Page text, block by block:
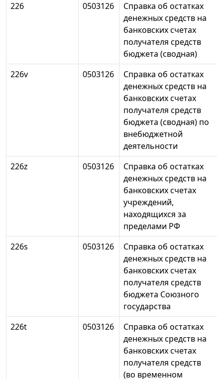
226
0503126
Справка об остатках
денежных средств на
банковских счетах
получателя средств
бюджета (сводная)
226v
0503126
Справка об остатках
денежных средств на
банковских счетах
получателя средств
бюджета (сводная) по
внебюджетной
деятельности
226z
0503126
Справка об остатках
денежных средств на
банковских счетах
учреждений,
находящихся за
пределами РФ
226s
0503126
Справка об остатках
денежных средств на
банковских счетах
получателя средств
бюджета Союзного
государства
226t
0503126
Справка об остатках
денежных средств на
банковских счетах
получателя средств
(во временном